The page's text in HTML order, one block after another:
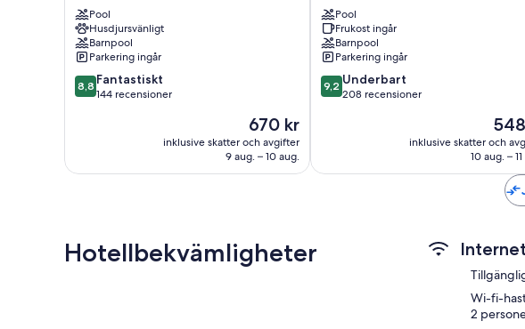
Baia
Formosa
Pool
Husdjursvänligt
Barnpool
Parkering ingår
8.8
av
8,8 Fantastiskt
144 recensioner
Priset
är
670 kr
670 kr
inklusive skatter och avgifter
9 aug. – 10 aug.
Baia
Formosa
Pool
Frukost ingår
Barnpool
Parkering ingår
9.2
av
208 recensioner
9,2 Underbart
208 recensioner
Priset
är
548
inklusive skatter och
10 aug. –
Hotellbekvämligheter Internet
Wi-fi-
2